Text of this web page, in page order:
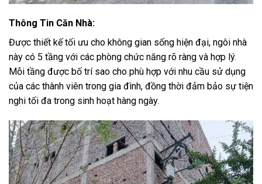
Thông Tin Căn Nhà:
Được thiết kế tối ưu cho không gian sống hiện đại, ngôi nhà
này có 5 tầng với các phòng chức năng rõ ràng và hợp lý.
Mỗi tầng được bố trí sao cho phù hợp với nhu cầu sử dụng
của các thành viên trong gia đình, đồng thời đảm bảo sự tiện
nghi tối đa trong sinh hoạt hàng ngày.